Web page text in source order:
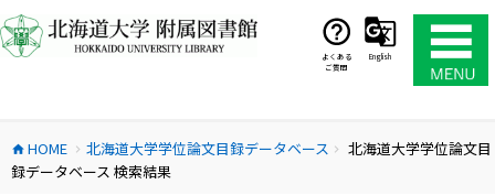
ン
テ
ス
キ
よくある
ご質問
English
home HOME chevron_right 北海道大学学位論文目録データベース chevron_right
北海道大学学位論文目
録データベース 検索結果